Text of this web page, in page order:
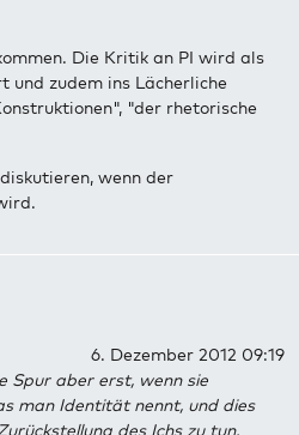
Die Kritik an PI wird als
und zudem ins Lächerliche
"der rhetorische
wenn der
6. Dezember 2012 09:19
Spur aber erst, wenn sie
man Identität nennt, und dies
des Ichs zu tun.